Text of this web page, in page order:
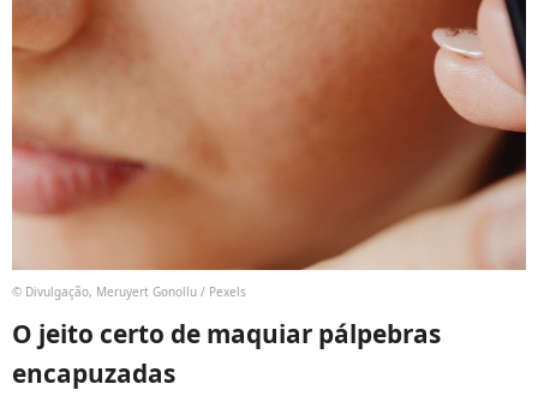
© Divulgação, Meruyert Gonollu / Pexels
O jeito certo de maquiar pálpebras
encapuzadas